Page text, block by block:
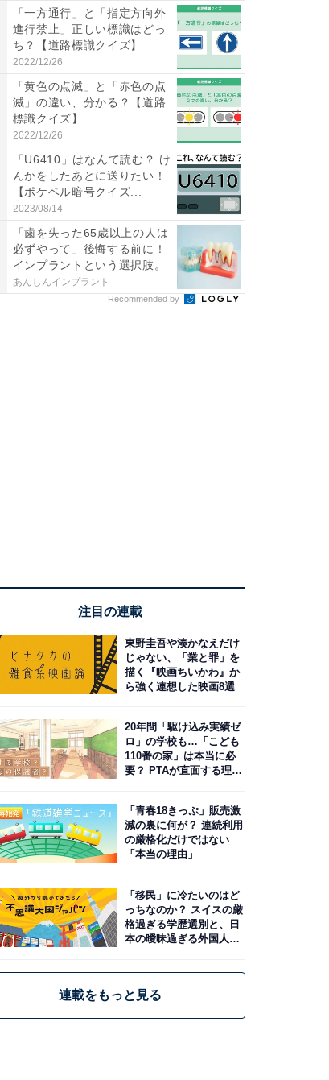
「一方通行」と「指定方向外
進行禁止」正しい標識はどっ
ち？【道路標識クイズ】
2022/12/26
「黄色の点滅」と「赤色の点
滅」の違い、分かる？【道路
標識クイズ】
2022/12/26
「U6410」はなんて読む？ け
んかをしたあとに送りたい！
【ポケベル暗号クイズ...
2023/08/14
「歯を失った65歳以上の人は
必ずやって」後悔する前に！
インプラントという選択肢。
あんしんインプラント
Recommended by
注目の連載
東野圭吾や湊かなえだけ
じゃない、「業と罪」を
描く『映画ちいかわ』か
ら強く連想した映画8選
20年間「駆け込み実績ゼ
ロ」の学校も…「こども
110番の家」は本当に必
要？ PTAが直面する理想
「青春18きっぷ」販売激
減の裏に何が？ 連続利用
の厳格化だけではない
「本当の理由」
「移民」に冷たいのはど
っちなのか？ スイスの厳
格過ぎる学歴選別と、日
本の曖昧過ぎる外国人政
連載をもっと見る